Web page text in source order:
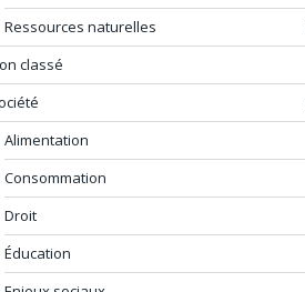
Ressources naturelles
classé
Alimentation
Consommation
Droit
Éducation